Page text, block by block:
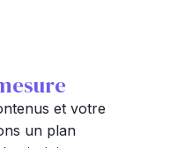
et votre
un plan